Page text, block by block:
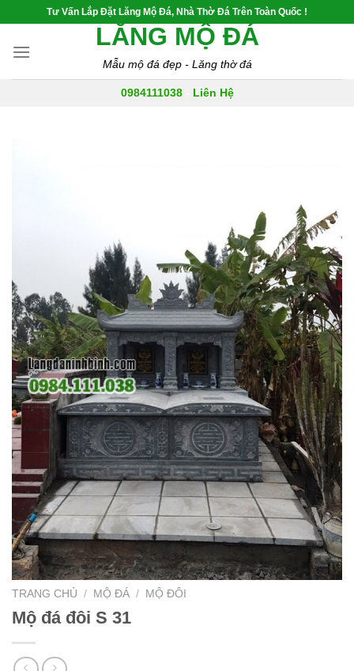
content
Tư Vấn Lắp Đặt Lăng Mộ Đá, Nhà Thờ Đá Trên Toàn Quốc !
LĂNG MỘ ĐÁ
Mẫu mộ đá đẹp - Lăng thờ đá
0984111038- Liên Hệ
TRANG CHỦ / MỘ ĐÁ / MỘ ĐÔI
Mộ đá đôi S 31